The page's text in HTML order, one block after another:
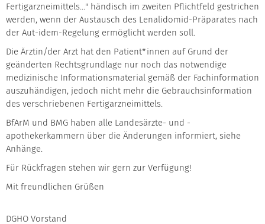
Fertigarzneimittels..." händisch im zweiten Pflichtfeld gestrichen
werden, wenn der Austausch des Lenalidomid-Präparates nach
der Aut-idem-Regelung ermöglicht werden soll.
Die Ärztin/der Arzt hat den Patient*innen auf Grund der
geänderten Rechtsgrundlage nur noch das notwendige
medizinische Informationsmaterial gemäß der Fachinformation
auszuhändigen, jedoch nicht mehr die Gebrauchsinformation
des verschriebenen Fertigarzneimittels.
BfArM und BMG haben alle Landesärzte- und -
apothekerkammern über die Änderungen informiert, siehe
Anhänge.
Für Rückfragen stehen wir gern zur Verfügung!
Mit freundlichen Grüßen
DGHO Vorstand